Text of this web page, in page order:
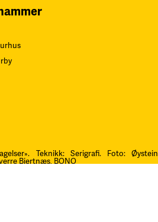
Teknikk: Serigrafi. Foto: Øystein
Bjertnæs, BONO